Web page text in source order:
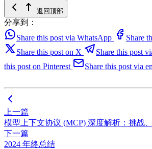
返回顶部
分享到：
Share this post via WhatsApp
Share
Share this post on X
Share this post
this post on Pinterest
Share this post via
上一篇
模型上下文协议 (MCP) 深度解析：挑战
下一篇
2024 年终总结